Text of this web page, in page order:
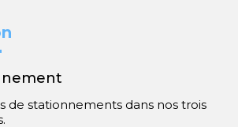
de stationnements dans nos trois